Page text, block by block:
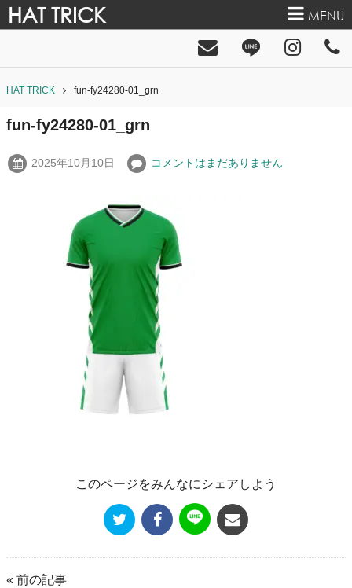
HAT TRICK MENU
HAT TRICK fun-fy24280-01_grn
fun-fy24280-01_grn
2025年10月10日 コメントはまだありません
このページをみんなにシェアしよう
« 前の記事